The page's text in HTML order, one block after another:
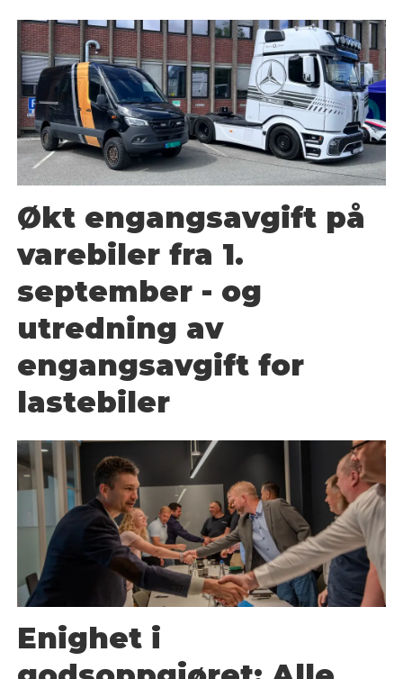
Økt engangsavgift på
varebiler fra 1.
september - og
utredning av
engangsavgift for
lastebiler
Enighet i